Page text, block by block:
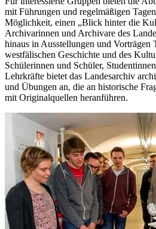
mit Führungen und regelmäßigen
Möglichkeit, einen „Blick hinter die
Archivarinnen und Archivare des
hinaus in Ausstellungen und Vorträgen
westfälischen Geschichte und des
Schülerinnen und Schüler,
Lehrkräfte bietet das Landesarchiv
und Übungen an, die an historische
mit Originalquellen heranführen.